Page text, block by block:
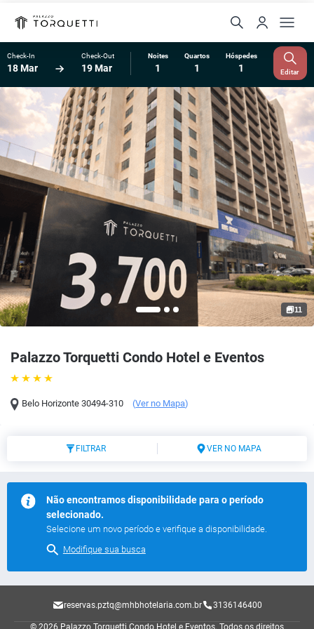
Check-In
18 Mar
Check-Out
19 Mar
Noites
1
Quartos
1
Hóspedes
1 Editar
Palazzo Torquetti Condo Hotel e Eventos
Belo Horizonte 30494-310 (Ver no Mapa)
11
FILTRAR VER NO MAPA
Não encontramos disponibilidade para o período
selecionado.
Selecione um novo período e verifique a disponibilidade.
Modifique sua busca
reservas.pztq@mhbhotelaria.com.br 3136146400
© 2026 Palazzo Torquetti Condo Hotel e Eventos. Todos os direitos